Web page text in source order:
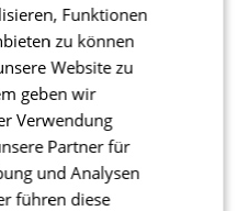
Funktionen
zu können
Website zu
geben wir
Verwendung
Partner für
und Analysen
führen diese